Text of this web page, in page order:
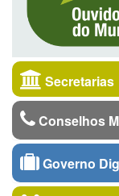
Secretarias
Conselhos
Governo